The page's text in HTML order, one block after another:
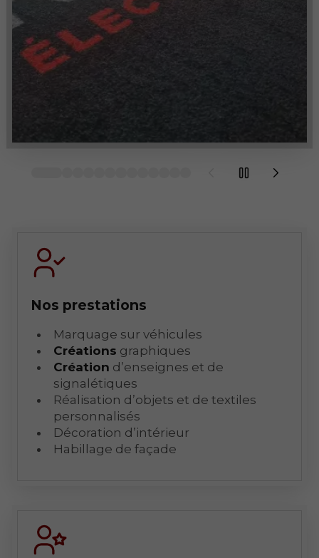
Nos prestations
Marquage sur véhicules
Créations graphiques
Création d’enseignes et de
signalétiques
Réalisation d’objets et de textiles
personnalisés
Décoration d’intérieur
Habillage de façade